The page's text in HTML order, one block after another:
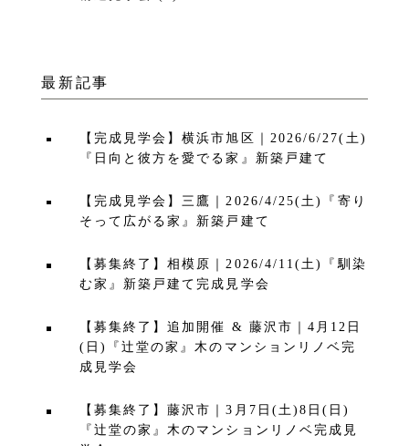
最新記事
【完成見学会】横浜市旭区｜2026/6/27(土)
『日向と彼方を愛でる家』新築戸建て
【完成見学会】三鷹｜2026/4/25(土)『寄り
そって広がる家』新築戸建て
【募集終了】相模原｜2026/4/11(土)『馴染
む家』新築戸建て完成見学会
【募集終了】追加開催 & 藤沢市｜4月12日
(日)『辻堂の家』木のマンションリノベ完
成見学会
【募集終了】藤沢市｜3月7日(土)8日(日)
『辻堂の家』木のマンションリノベ完成見